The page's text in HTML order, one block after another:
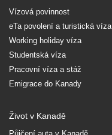
Vízová povinnost
eTa povolení a turistická víza
Working holiday víza
Studentská víza
Pracovní víza a stáž
Emigrace do Kanady
Život v Kanadě